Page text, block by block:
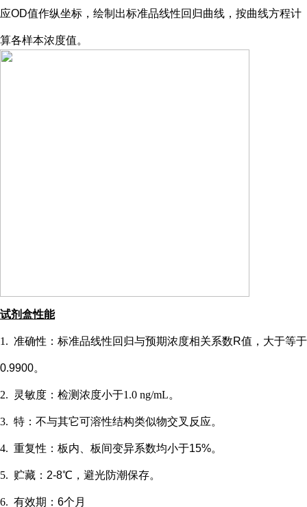
应OD值作纵坐标，绘制出标准品线性回归曲线，按曲线方程计
算各样本浓度值。
试剂盒性能
1. 准确性：标准品线性回归与预期浓度相关系数R值，大于等于
0.9900。
2. 灵敏度：检测浓度小于1.0 ng/mL。
3. 特：不与其它可溶性结构类似物交叉反应。
4. 重复性：板内、板间变异系数均小于15%。
5. 贮藏： 2-8℃，避光防潮保存。
6. 有效期： 6个月